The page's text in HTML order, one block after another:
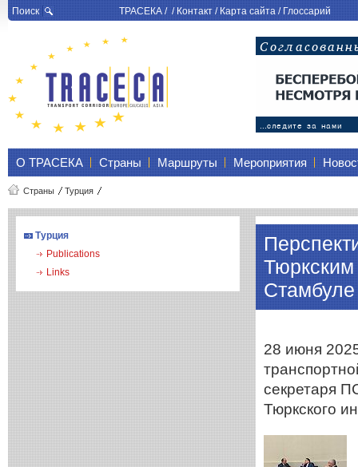
Поиск ТРАСЕКА/ /Контакт/Карта сайта/Глоссарий
О ТРАСЕКА Страны Маршруты Мероприятия
Страны Турция
Турция
Publications
Links
Стамбуле
28 июня
секретаря
Тюркского